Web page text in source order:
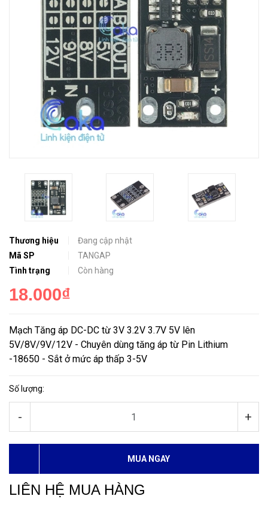
Thương hiệu
Đang cập nhật
Mã SP
TANGAP
Tình trạng
Còn hàng
18.000₫
Mạch Tăng áp DC-DC từ 3V 3.2V 3.7V 5V lên
5V/8V/9V/12V - Chuyên dùng tăng áp từ Pin Lithium
-18650 - Sắt ở mức áp thấp 3-5V
Số lượng:
- +
MUA NGAY
LIÊN HỆ MUA HÀNG